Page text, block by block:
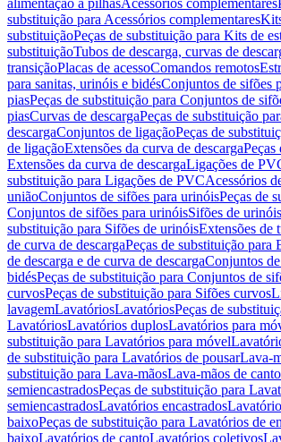
alimentação a pilhasAcessórios complementares
substituição para Acessórios complementares
substituiçãoPeças de substituição para Kits de
substituiçãoTubos de descarga, curvas de
transiçãoPlacas de acessoComandos remotos
para sanitas, urinóis e bidésConjuntos de sifões
piasPeças de substituição para Conjuntos de
piasCurvas de descargaPeças de substituição
descargaConjuntos de ligaçãoPeças de
de ligaçãoExtensões da curva de descargaPeças
Extensões da curva de descargaLigações de
substituição para Ligações de PVCAcessórios
uniãoConjuntos de sifões para urinóisPeças de
Conjuntos de sifões para urinóisSifões de urinóis
substituição para Sifões de urinóisExtensões de
de curva de descargaPeças de substituição para
de descarga e de curva de descargaConjuntos
bidésPeças de substituição para Conjuntos de
curvosPeças de substituição para Sifões curvos
lavagemLavatóriosLavatóriosPeças de
LavatóriosLavatórios duplosLavatórios para
substituição para Lavatórios para móvel
de substituição para Lavatórios de pousarLava-
substituição para Lava-mãosLava-mãos de canto
semiencastradosPeças de substituição para
semiencastradosLavatórios encastrados
baixoPeças de substituição para Lavatórios de
baixoLavatórios de cantoLavatórios coletivos